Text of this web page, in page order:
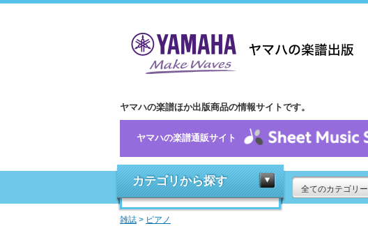
ヤマハの楽譜ほか出版商品の情報サイトです。
ヤマハの楽譜通販サイト
カテゴリから探す
全てのカテゴリー
雑誌 > ピアノ